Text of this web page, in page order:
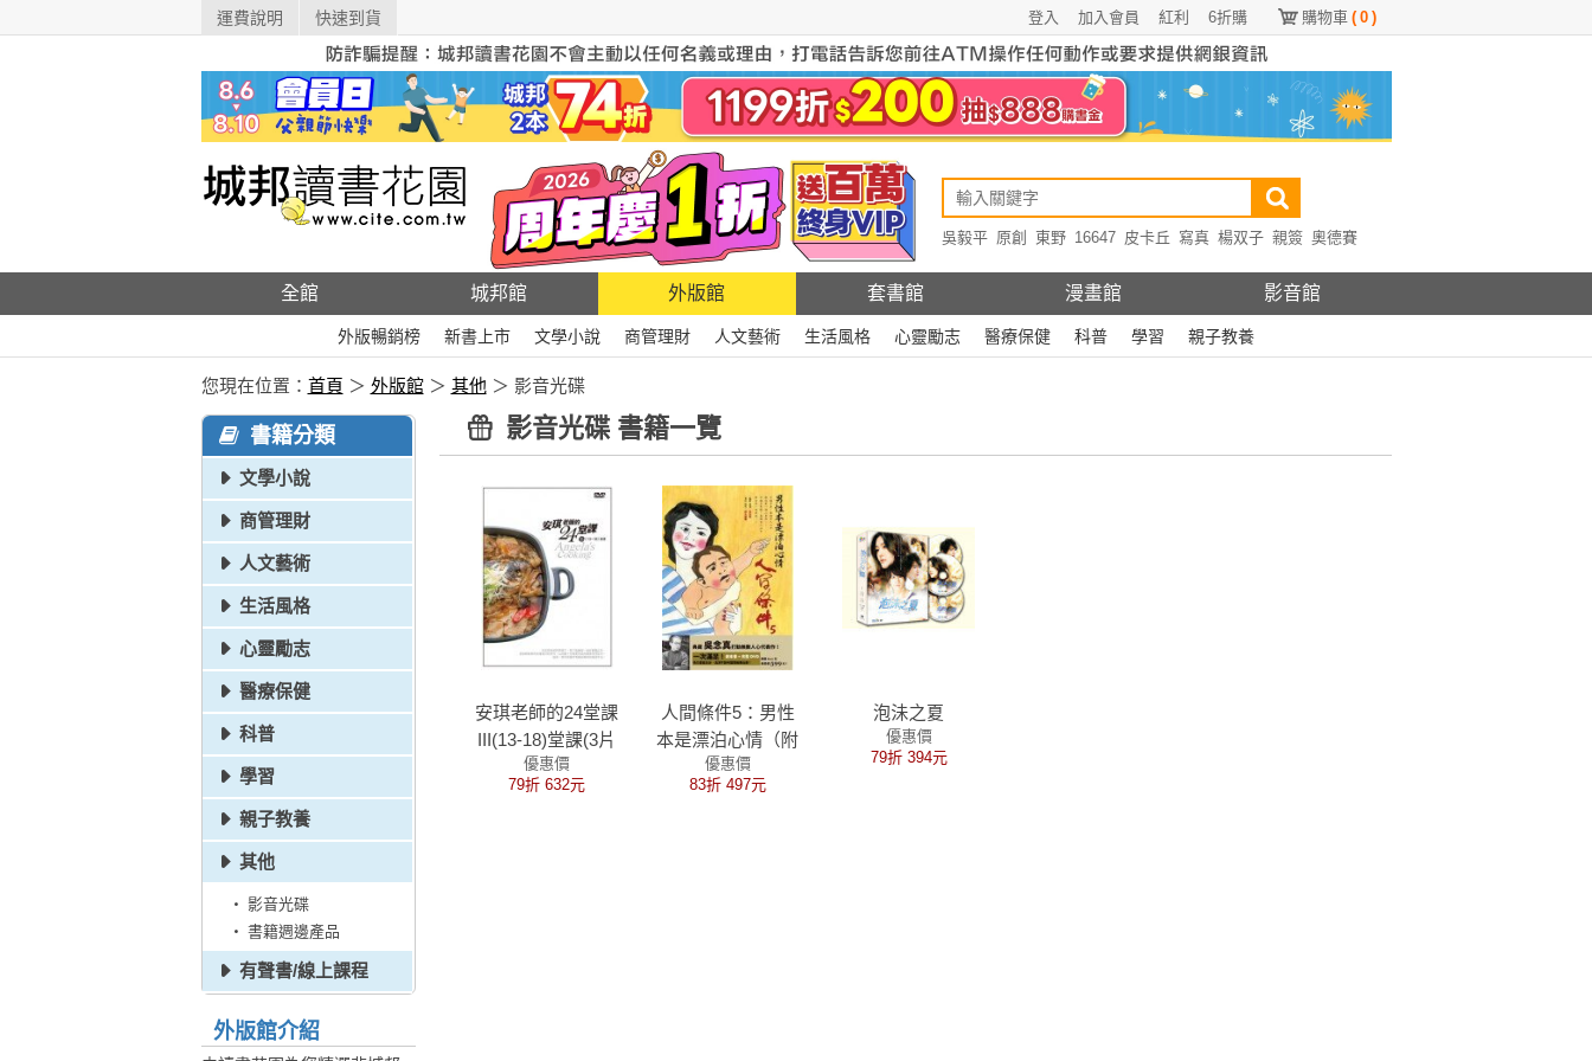
運費說明 快速到貨 購物車 ( 0 )
6折購
紅利
加入會員
登入
吳毅平 原創 東野 16647 皮卡丘 寫真 楊双子 親簽 奧德賽
全館 城邦館 外版館 套書館 漫畫館 影音館
外版暢銷榜 新書上市 文學小說 商管理財 人文藝術 生活風格 心靈勵志 醫療保健 科普 學習 親子教養
您現在位置： 首頁 ＞ 外版館＞ 其他 ＞ 影音光碟
書籍分類
文學小說
商管理財
人文藝術
生活風格
心靈勵志
醫療保健
科普
學習
親子教養
其他
影音光碟
書籍週邊產品
有聲書/線上課程
外版館介紹
影音光碟 書籍一覽
安琪老師的24堂課
III(13-18)堂課(3片
DVD盒裝)
優惠價
79折 632元
人間條件5：男性
本是漂泊心情（附
完整版DVD）
優惠價
83折 497元
泡沬之夏
優惠價
79折 394元